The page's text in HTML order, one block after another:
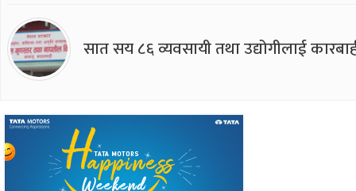
सात सय ८६ व्यवसायी तथा उद्योगीलाई